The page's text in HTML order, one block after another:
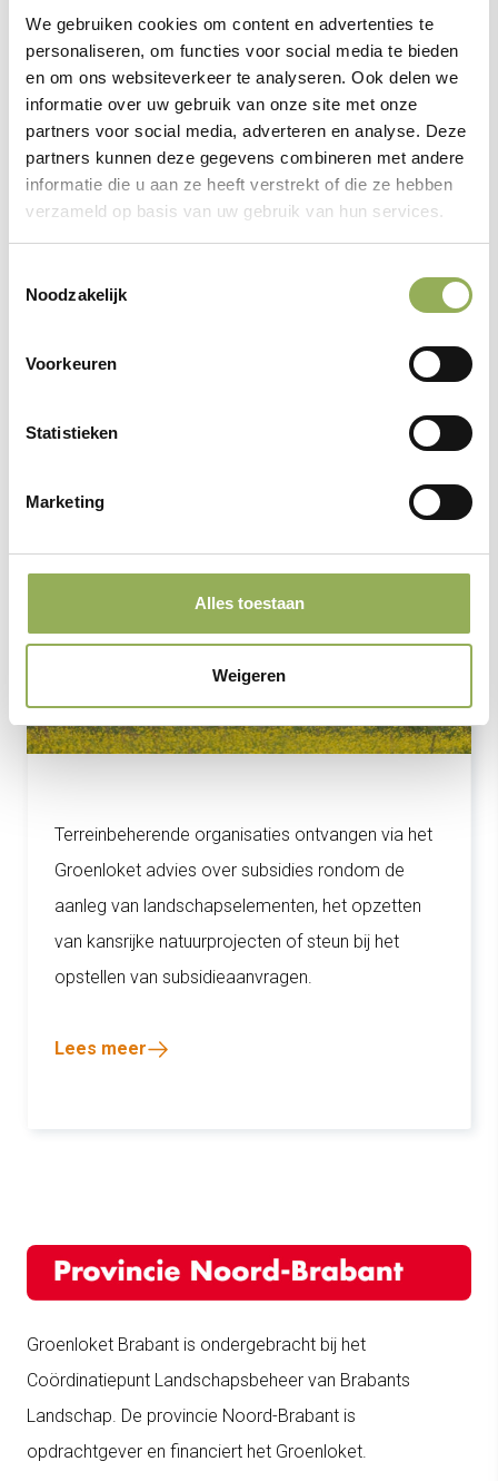
We gebruiken cookies om content en advertenties te
personaliseren, om functies voor social media te bieden
en om ons websiteverkeer te analyseren. Ook delen we
informatie over uw gebruik van onze site met onze
partners voor social media, adverteren en analyse. Deze
partners kunnen deze gegevens combineren met andere
informatie die u aan ze heeft verstrekt of die ze hebben
verzameld op basis van uw gebruik van hun services.
Noodzakelijk
Voorkeuren
Statistieken
Marketing
Alles toestaan
Weigeren
De natuur is overal, we kruisen elkaars wegen. Dat
brengt soms uitdagingen met zich mee voor
zowel mens als dier. Gelukkig zijn er
voorzieningen om ervoor te zorgen dat dieren
veilig over kunnen steken.
Als TBO
Terreinbeherende organisaties ontvangen via het
Groenloket advies over subsidies rondom de
aanleg van landschapselementen, het opzetten
van kansrijke natuurprojecten of steun bij het
opstellen van subsidieaanvragen.
Lees meer
Groenloket Brabant is ondergebracht bij het
Coördinatiepunt Landschapsbeheer van Brabants
Landschap. De provincie Noord-Brabant is
opdrachtgever en financiert het Groenloket.